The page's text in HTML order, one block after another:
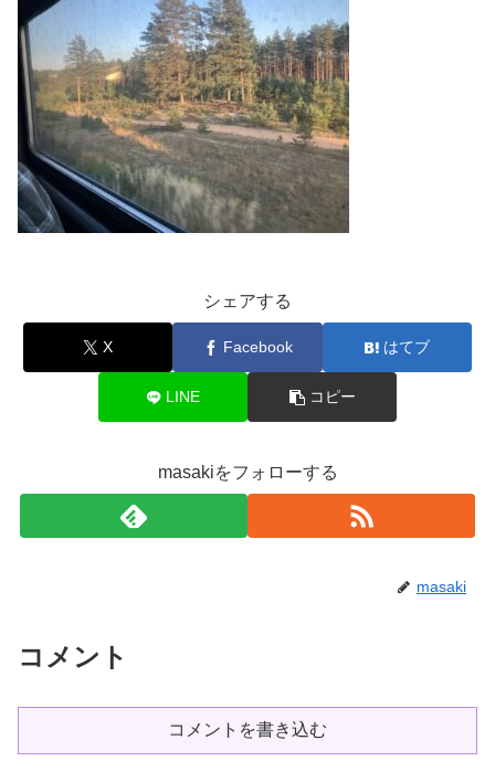
シェアする
X Facebook はてブ
LINE コピー
masakiをフォローする
masaki
コメント
コメントを書き込む